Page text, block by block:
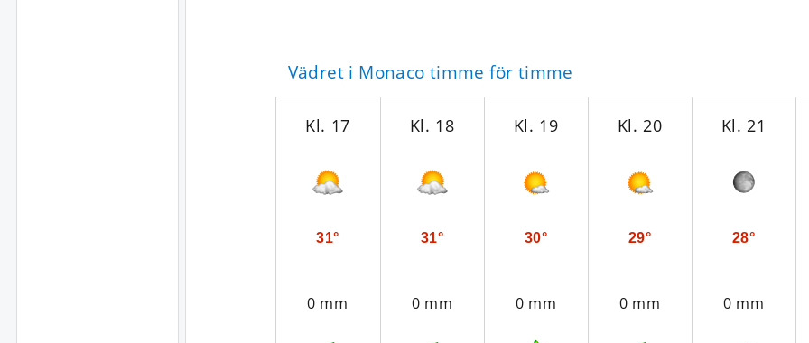
Vädret i Monaco timme för timme
Kl. 17
31°
0 mm
Kl. 18
31°
0 mm
Kl. 19
30°
0 mm
Kl. 20
29°
0 mm
Kl. 21
28°
0 mm